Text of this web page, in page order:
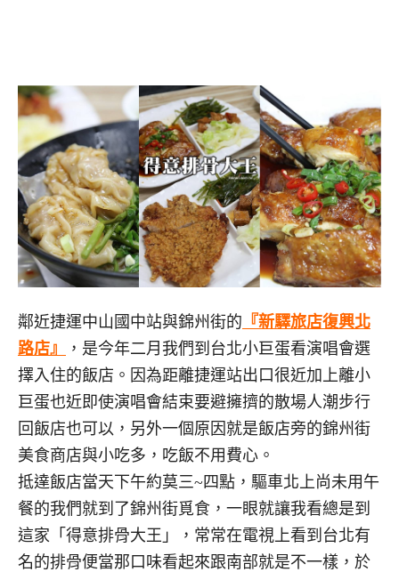
鄰近捷運中山國中站與錦州街的 『新驛旅店復興北
路店』
，是今年二月我們到台北小巨蛋看演唱會選
擇入住的飯店。因為距離捷運站出口很近加上離小
巨蛋也近即使演唱會結束要避擁擠的散場人潮步行
回飯店也可以，另外一個原因就是飯店旁的錦州街
美食商店與小吃多，吃飯不用費心。
抵達飯店當天下午約莫三~四點，驅車北上尚未用午
餐的我們就到了錦州街覓食，一眼就讓我看總是到
這家「得意排骨大王」，常常在電視上看到台北有
名的排骨便當那口味看起來跟南部就是不一樣，於